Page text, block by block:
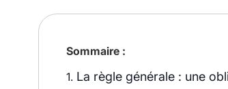
Sommaire :
1. La règle générale : une